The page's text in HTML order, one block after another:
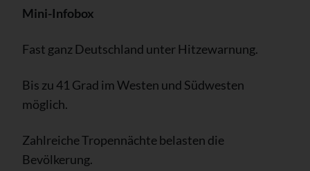
Mini-Infobox
Fast ganz Deutschland unter Hitzewarnung.
Bis zu 41 Grad im Westen und Südwesten
möglich.
Zahlreiche Tropennächte belasten die
Bevölkerung.